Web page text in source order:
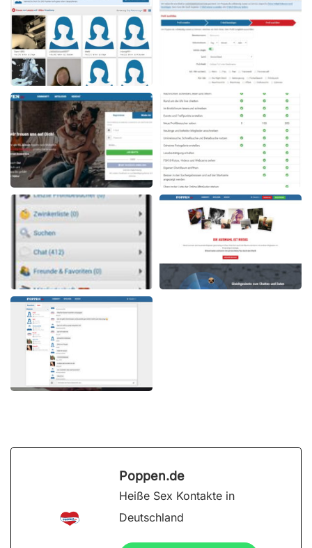
Poppen.de
Heiße Sex Kontakte in
Deutschland